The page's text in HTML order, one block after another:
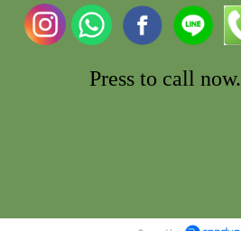
Press to call now.